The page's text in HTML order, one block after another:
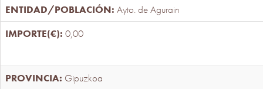
Ayto. de Agurain
0,00
Gipuzkoa